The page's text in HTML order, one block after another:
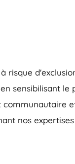
sensibilisant le
nos